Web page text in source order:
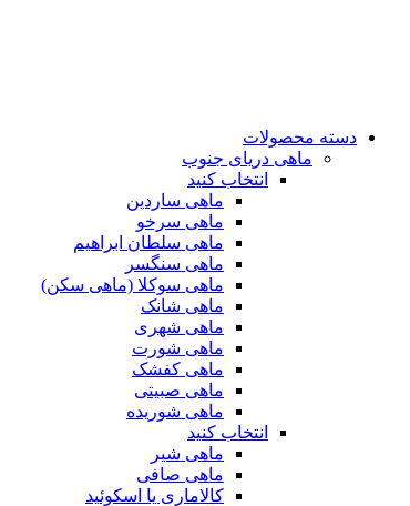
دسته محصولات
ماهی دریای جنوب
انتخاب کنید
ماهی ساردین
ماهی سرخو
ماهی سلطان ابراهیم
ماهی سنگسر
ماهی سوکلا (ماهی سکن)
ماهی شانک
ماهی شهری
ماهی شورت
ماهی کفشک
ماهی صبیتی
ماهی شوریده
انتخاب کنید
ماهی شیر
ماهی صافی
کالاماری یا اسکوئید